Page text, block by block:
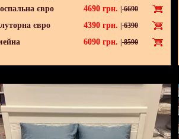
євро
4690 грн. 6690
євро 4390 грн. 6390
6090 грн. 8590